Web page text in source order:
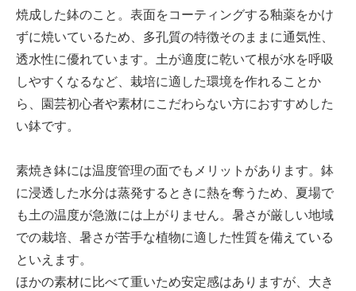
焼成した鉢のこと。表面をコーティングする釉薬をかけ
ずに焼いているため、多孔質の特徴そのままに通気性、
透水性に優れています。土が適度に乾いて根が水を呼吸
しやすくなるなど、栽培に適した環境を作れることか
ら、園芸初心者や素材にこだわらない方におすすめした
い鉢です。
素焼き鉢には温度管理の面でもメリットがあります。鉢
に浸透した水分は蒸発するときに熱を奪うため、夏場で
も土の温度が急激には上がりません。暑さが厳しい地域
での栽培、暑さが苦手な植物に適した性質を備えている
といえます。
ほかの素材に比べて重いため安定感はありますが、大き